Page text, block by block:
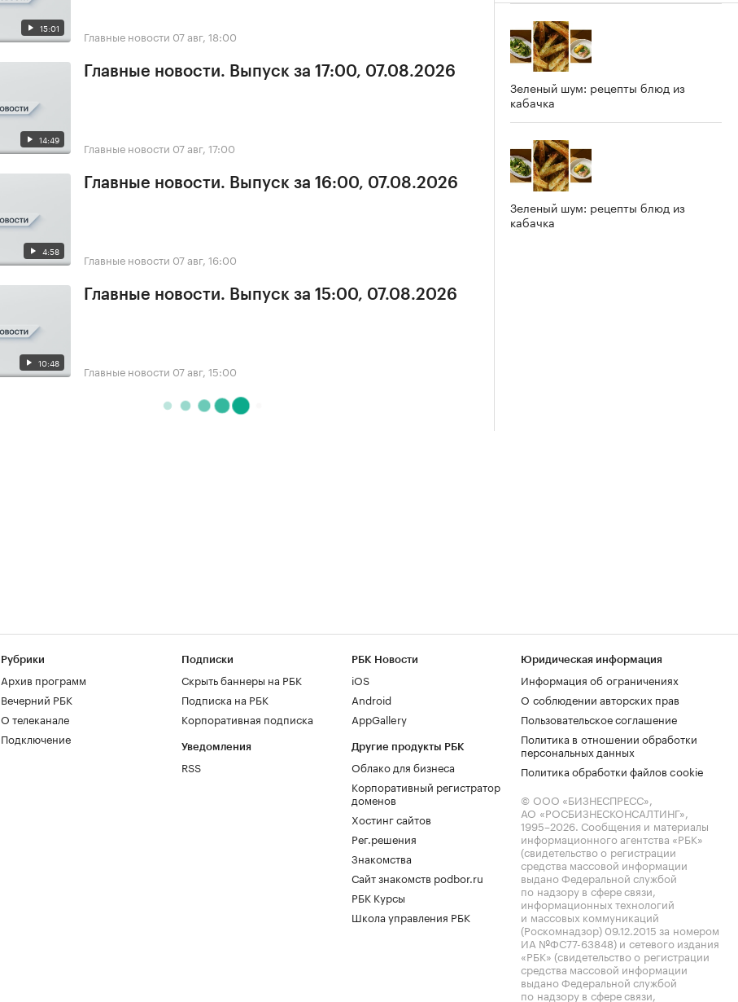
15:01 Главные новости 07 авг, 18:00
14:49
Главные новости. Выпуск за 17:00, 07.08.2026
Главные новости 07 авг, 17:00
4:58
Главные новости. Выпуск за 16:00, 07.08.2026
Главные новости 07 авг, 16:00
10:48
Главные новости. Выпуск за 15:00, 07.08.2026
Главные новости 07 авг, 15:00
Зеленый шум: рецепты блюд из
кабачка
Зеленый шум: рецепты блюд из
кабачка
Рубрики
Архив программ
Вечерний РБК
О телеканале
Подключение
Подписки
Скрыть баннеры на РБК
Подписка на РБК
Корпоративная подписка
Уведомления
RSS
РБК Новости
iOS
Android
AppGallery
Другие продукты РБК
Облако для бизнеса
Корпоративный регистратор
доменов
Хостинг сайтов
Рег.решения
Знакомства
Сайт знакомств podbor.ru
РБК Курсы
Школа управления РБК
Юридическая информация
Информация об ограничениях
О соблюдении авторских прав
Пользовательское соглашение
Политика в отношении обработки
персональных данных
Политика обработки файлов cookie
© ООО «БИЗНЕСПРЕСС»,
АО «РОСБИЗНЕСКОНСАЛТИНГ»,
1995–2026. Сообщения и материалы
информационного агентства «РБК»
(свидетельство о регистрации
средства массовой информации
выдано Федеральной службой
по надзору в сфере связи,
информационных технологий
и массовых коммуникаций
(Роскомнадзор) 09.12.2015 за номером
ИА №ФС77-63848) и сетевого издания
«РБК» (свидетельство о регистрации
средства массовой информации
выдано Федеральной службой
по надзору в сфере связи,